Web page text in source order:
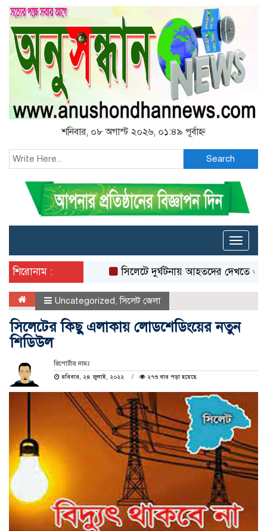
শনিবার, ০৮ অগাস্ট ২০২৬, ০১:৪৯ পূর্বাহ্ন
Search
Toggle
শিরোনাম :
সিলেটে দুর্ঘটনায় আহতদের দেখতে ওসমানী
Uncategorized,সিলেট জেলা
সিলেটের কিছু এলাকায় লোডশেডিংয়ের নতুন
শিডিউল
রিপোর্টার নামঃ
রবিবার, ২৪ জুলাই, ২০২২
২৭৩ বার পড়া হয়েছে